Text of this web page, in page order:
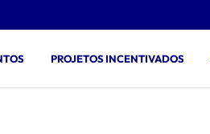
PROJETOS INCENTIVADOS